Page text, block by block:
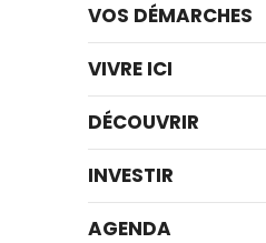
VOS DÉMARCHES
VIVRE ICI
DÉCOUVRIR
INVESTIR
AGENDA